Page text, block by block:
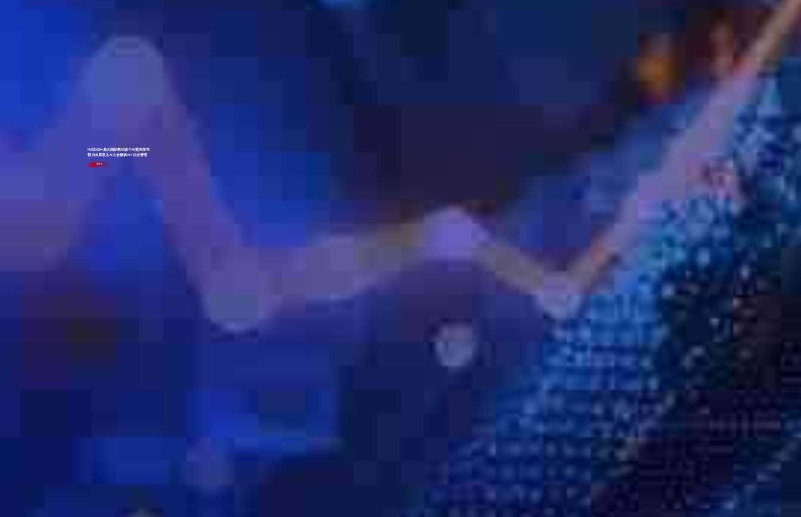
INSEAD×鼎天国际数码首个AI案例发布
郭为出席亚太AI大会畅谈AI+企业管理
了解更多